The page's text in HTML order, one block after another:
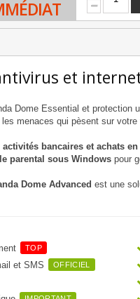
et internet
Dome Essential et protection
menaces qui pèsent sur
bancaires et achats
parental sous Windows pour
Dome Advanced est une
TOP
et SMS OFFICIEL